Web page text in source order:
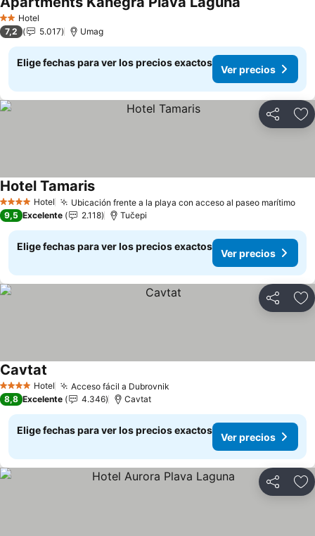
2 Estrellas
Hotel
7,2 5.017 Umag
Elige fechas para ver los precios exactos
Ver precios
Compartir
4 EstrellasHotel Ubicación frente a la playa con acceso al paseo marítimo
Hotel Tamaris
9,5 Excelente 2.118 Tučepi
Elige fechas para ver los precios exactos
Ver precios
Compartir
4 EstrellasHotel Acceso fácil a Dubrovnik
Cavtat
8,8 Excelente 4.346 Cavtat
Elige fechas para ver los precios exactos
Ver precios
Compartir